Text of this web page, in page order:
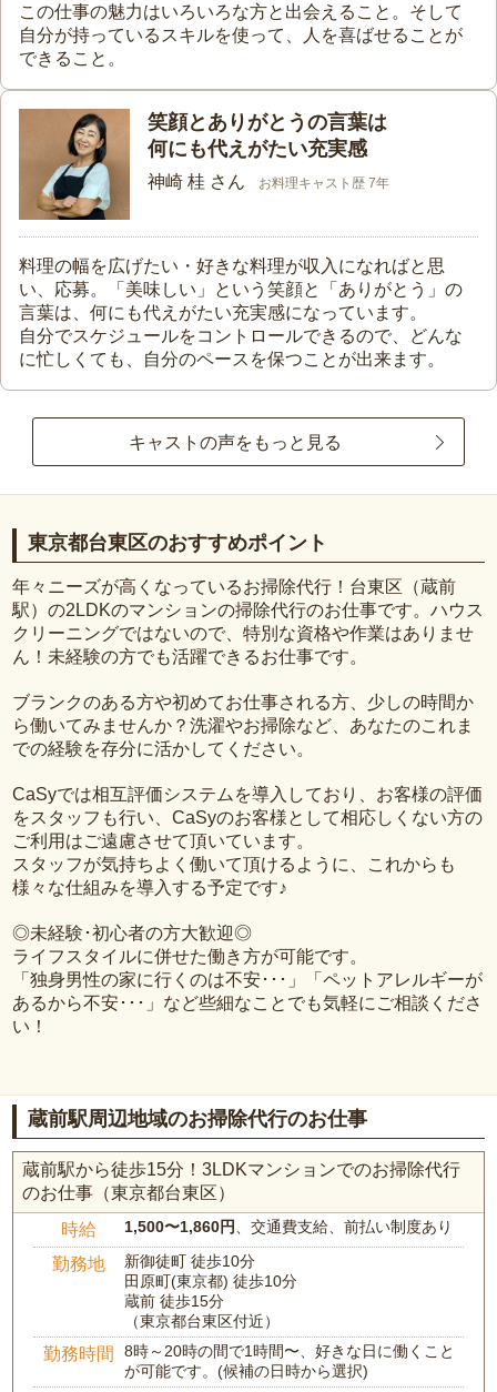
この仕事の魅力はいろいろな方と出会えること。そして
自分が持っているスキルを使って、人を喜ばせることが
できること。
笑顔とありがとうの言葉は
何にも代えがたい充実感
神崎 桂 さん お料理キャスト歴 7年
料理の幅を広げたい・好きな料理が収入になればと思
い、応募。「美味しい」という笑顔と「ありがとう」の
言葉は、何にも代えがたい充実感になっています。
自分でスケジュールをコントロールできるので、どんな
に忙しくても、自分のペースを保つことが出来ます。
キャストの声をもっと見る
東京都台東区のおすすめポイント
年々ニーズが高くなっているお掃除代行！台東区（蔵前
駅）の2LDKのマンションの掃除代行のお仕事です。ハウス
クリーニングではないので、特別な資格や作業はありませ
ん！未経験の方でも活躍できるお仕事です。
ブランクのある方や初めてお仕事される方、少しの時間か
ら働いてみませんか？洗濯やお掃除など、あなたのこれま
での経験を存分に活かしてください。
CaSyでは相互評価システムを導入しており、お客様の評価
をスタッフも行い、CaSyのお客様として相応しくない方の
ご利用はご遠慮させて頂いています。
スタッフが気持ちよく働いて頂けるように、これからも
様々な仕組みを導入する予定です♪
◎未経験･初心者の方大歓迎◎
ライフスタイルに併せた働き方が可能です。
「独身男性の家に行くのは不安･･･」「ペットアレルギーが
あるから不安･･･」など些細なことでも気軽にご相談くださ
い！
蔵前駅周辺地域のお掃除代行のお仕事
蔵前駅から徒歩15分！3LDKマンションでのお掃除代行
のお仕事（東京都台東区）
時給 1,500〜1,860円、交通費支給、前払い制度あり
勤務地
新御徒町 徒歩10分
田原町(東京都) 徒歩10分
蔵前 徒歩15分
（東京都台東区付近）
勤務時間
8時～20時の間で1時間〜、好きな日に働くこと
が可能です。(候補の日時から選択)